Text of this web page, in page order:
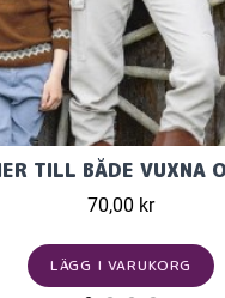
70,00 kr
LÄGG I VARUKORG